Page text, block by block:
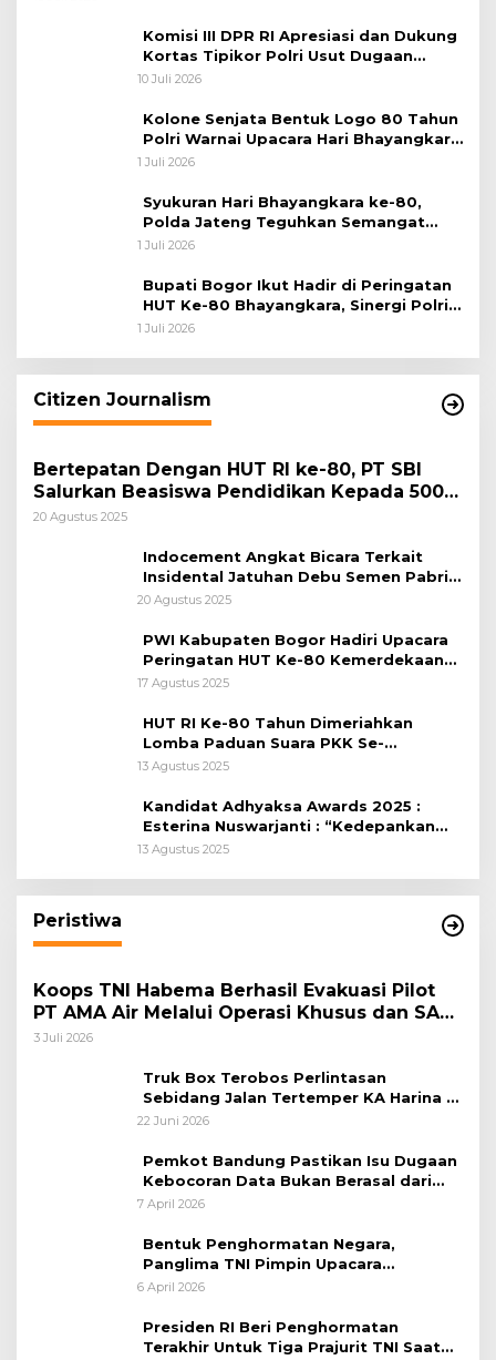
Komisi III DPR RI Apresiasi dan Dukung
Kortas Tipikor Polri Usut Dugaan
Korupsi Batu Bara
10 Juli 2026
Kolone Senjata Bentuk Logo 80 Tahun
Polri Warnai Upacara Hari Bhayangkara
ke-80
1 Juli 2026
Syukuran Hari Bhayangkara ke-80,
Polda Jateng Teguhkan Semangat
Pengabdian dan Pererat Kebersamaan
1 Juli 2026
Bupati Bogor Ikut Hadir di Peringatan
HUT Ke-80 Bhayangkara, Sinergi Polri
dan Pemkab Bogor Jadi Kunci Menjaga
1 Juli 2026
Citizen Journalism
Bertepatan Dengan HUT RI ke-80, PT SBI
Salurkan Beasiswa Pendidikan Kepada 500
Pelajar
20 Agustus 2025
Indocement Angkat Bicara Terkait
Insidental Jatuhan Debu Semen Pabrik
Citeureup
20 Agustus 2025
PWI Kabupaten Bogor Hadiri Upacara
Peringatan HUT Ke-80 Kemerdekaan
RI, di Lapangan Tegar Beriman
17 Agustus 2025
HUT RI Ke-80 Tahun Dimeriahkan
Lomba Paduan Suara PKK Se-
Kabupaten Bogor
13 Agustus 2025
Kandidat Adhyaksa Awards 2025 :
Esterina Nuswarjanti : “Kedepankan
Keadilan Restoratif Wujudkan
13 Agustus 2025
Peristiwa
Koops TNI Habema Berhasil Evakuasi Pilot
PT AMA Air Melalui Operasi Khusus dan SAR
Taktis
3 Juli 2026
Truk Box Terobos Perlintasan
Sebidang Jalan Tertemper KA Harina di
Jalan Stasiun Poncol-Jrakah Semarang
22 Juni 2026
Pemkot Bandung Pastikan Isu Dugaan
Kebocoran Data Bukan Berasal dari
Server Disdukcapil
7 April 2026
Bentuk Penghormatan Negara,
Panglima TNI Pimpin Upacara
Pemakaman Militer
6 April 2026
Presiden RI Beri Penghormatan
Terakhir Untuk Tiga Prajurit TNI Saat